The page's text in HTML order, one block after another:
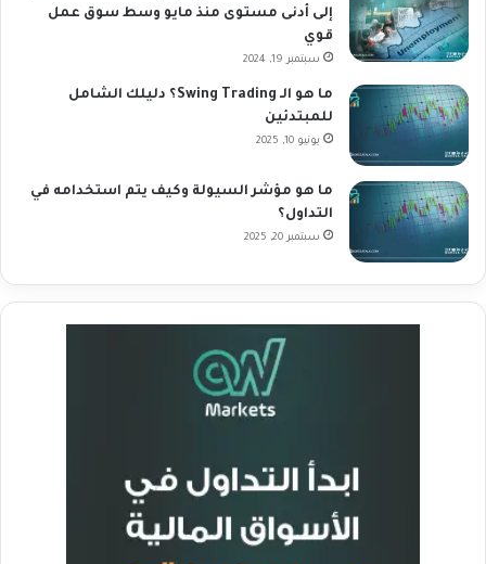
إلى أدنى مستوى منذ مايو وسط سوق عمل
قوي
سبتمبر 19, 2024
ما هو الـ Swing Trading؟ دليلك الشامل
للمبتدئين
يونيو 10, 2025
ما هو مؤشر السيولة وكيف يتم استخدامه في
التداول؟
سبتمبر 20, 2025